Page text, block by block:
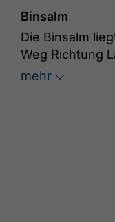
Binsalm
Die Binsalm
Weg Richtung
bieten
mehr